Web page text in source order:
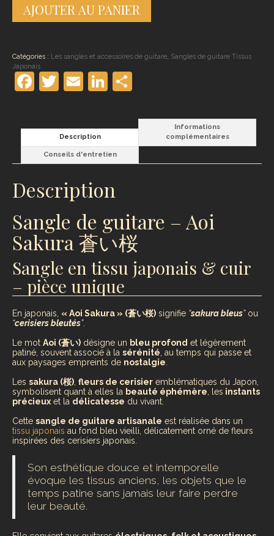
Sangle
Aoi
Sakura
蒼
い
AJOUTER AU PANIER
Catégories : Les sangles et accessoires de guitare Sangles de guitare Tissus
Japonais
Facebook
Twitter
EmailLinkedIn
Description
Informations
complémentaires
Conseils d'entretien
Description
Sangle de guitare – Aoi
Sakura 蒼い桜
Sangle en tissu japonais & cuir
– pièce unique
En japonais, « Aoi Sakura » (蒼い桜) signifie “sakura bleus”ou
“cerisiers bleutés”.
Le mot Aoi (蒼い) désigne un bleu profond et légèrement
patiné, souvent associé à la sérénité , au temps qui passe et
aux paysages empreints de nostalgie
Les sakura (桜) fleurs de cerisier emblématiques du Japon,
symbolisent quant à elles la beauté éphémère , les instants
précieux et la délicatesse du vivant.
Cette sangle de guitare artisanale est réalisée dans un
tissu japonais au fond bleu vieilli, délicatement orné de fleurs
inspirées des cerisiers japonais.
Son esthétique douce et intemporelle
évoque les tissus anciens, les objets que le
temps patine sans jamais leur faire perdre
leur beauté.